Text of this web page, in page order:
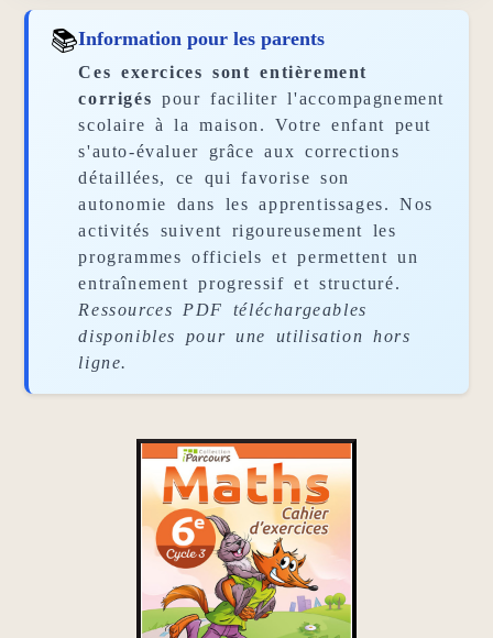
📚Information pour les parents
Ces exercices sont entièrement
corrigés pour faciliter l'accompagnement
scolaire à la maison. Votre enfant peut
s'auto-évaluer grâce aux corrections
détaillées, ce qui favorise son
autonomie dans les apprentissages. Nos
activités suivent rigoureusement les
programmes officiels et permettent un
entraînement progressif et structuré.
Ressources PDF téléchargeables
disponibles pour une utilisation hors
ligne.